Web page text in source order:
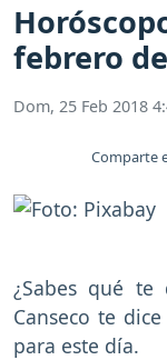
febrero
Dom, 25 Feb 2018
Comparte
¿Sabes qué te
Canseco te
para este día.